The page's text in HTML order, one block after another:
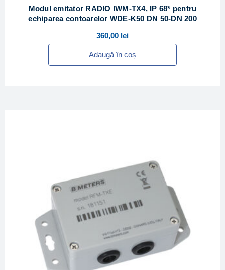
Modul emitator RADIO IWM-TX4, IP 68* pentru
echiparea contoarelor WDE-K50 DN 50-DN 200
360,00 lei
Adaugă în coș